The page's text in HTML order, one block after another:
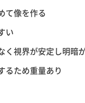
て像を作る
い
く視界が安定し明暗
るため重量あり